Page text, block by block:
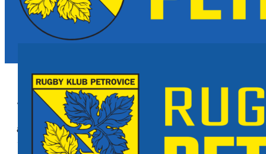
« Všechny Akce
akce již proběhla.